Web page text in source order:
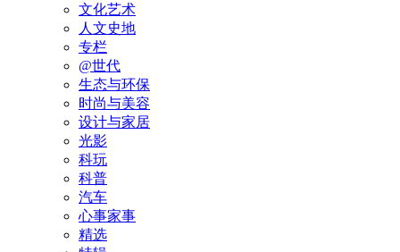
文化艺术
人文史地
专栏
@世代
生态与环保
时尚与美容
设计与家居
光影
科玩
科普
汽车
心事家事
精选